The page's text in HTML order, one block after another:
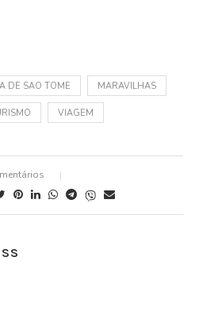
DE SAO TOME MARAVILHAS
VIAGEM